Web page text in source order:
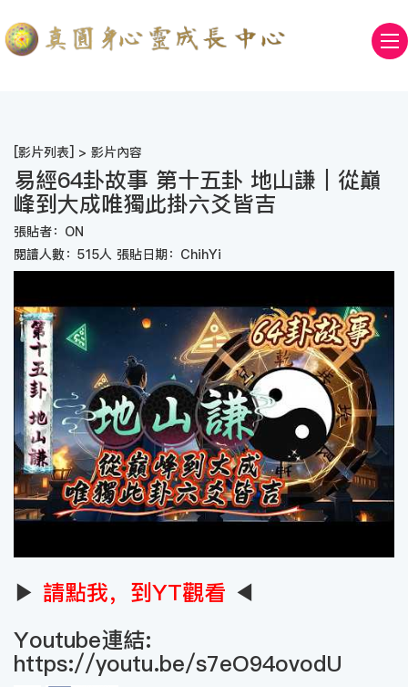
[影片列表] > 影片內容
易經64卦故事 第十五卦 地山謙｜從巔
峰到大成唯獨此掛六爻皆吉
張貼者：ON
閱讀人數：515人 張貼日期：ChihYi
▶ 請點我，到YT觀看 ◀
Youtube連結:
https://youtu.be/s7eO94ovodU